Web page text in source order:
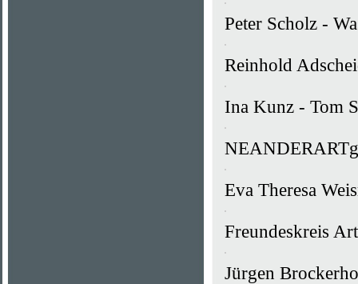
Peter Scholz -
Reinhold
Ina Kunz - Tom
Eva Theresa
Freundeskreis
Jürgen